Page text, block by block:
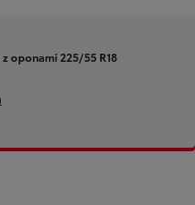
oponami 225/55 R18